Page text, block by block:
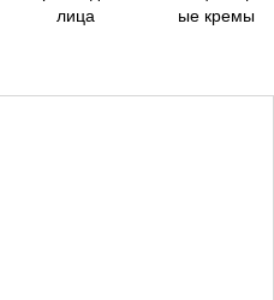
лица
ые кремы